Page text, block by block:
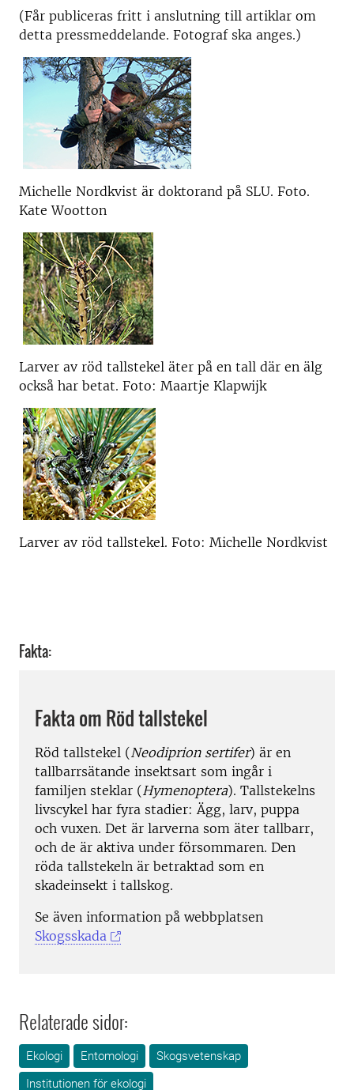
(Får publiceras fritt i anslutning till artiklar om
detta pressmeddelande. Fotograf ska anges.)
Michelle Nordkvist är doktorand på SLU. Foto.
Kate Wootton
Larver av röd tallstekel äter på en tall där en älg
också har betat. Foto: Maartje Klapwijk
Larver av röd tallstekel. Foto: Michelle Nordkvist
Fakta:
Fakta om Röd tallstekel
Röd tallstekel (Neodiprion sertifer) är en
tallbarrsätande insektsart som ingår i
familjen steklar (Hymenoptera). Tallstekelns
livscykel har fyra stadier: Ägg, larv, puppa
och vuxen. Det är larverna som äter tallbarr,
och de är aktiva under försommaren. Den
röda tallstekeln är betraktad som en
skadeinsekt i tallskog.
Se även information på webbplatsen
Skogsskada
Relaterade sidor:
Ekologi Entomologi
Skogsvetenskap
Institutionen för ekologi